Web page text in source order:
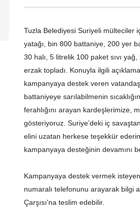
Tuzla Belediyesi Suriyeli mülteciler
yatağı, bin 800 battaniye, 200 yer
30 halı, 5 litrelik 100 paket sıvı
erzak topladı. Konuyla ilgili
kampanyaya destek veren
battaniyeye sarılabilmenin
ferahlığını arayan kardeşlerimize,
gösteriyoruz. Suriye’deki iç
elini uzatan herkese teşekkür
kampanyaya desteğinin devamını
Kampanyaya destek vermek
numaralı telefonunu arayarak bilgi
Çarşısı'na teslim edebilir.